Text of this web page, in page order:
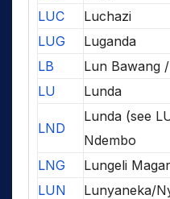
LUC
Luchazi
LUG
Luganda
LB
Lun Bawang
LU
Lunda
LND
Lunda (see
Ndembo
LNG
Lungeli Magar
LUN
Lunyaneka/